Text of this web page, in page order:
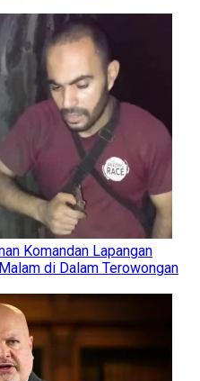
Komandan Lapangan
di Dalam Terowongan